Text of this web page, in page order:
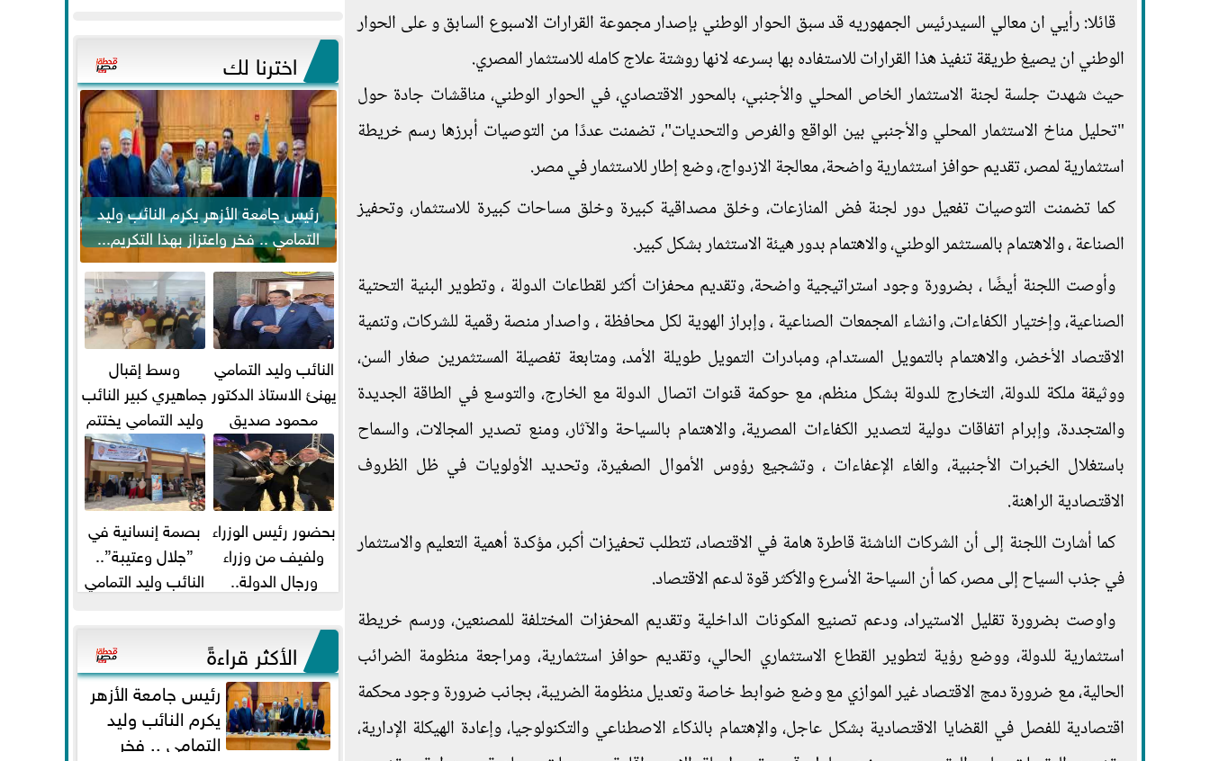
قائلا: رأيي ان معالي السيدرئيس الجمهوريه قد سبق الحوار الوطني بإصدار مجموعة القرارات الاسبوع السابق و على الحوار
الوطني ان يصيغ طريقة تنفيذ هذا القرارات للاستفاده بها بسرعه لانها روشتة علاج كامله للاستثمار المصري.
حيث شهدت جلسة لجنة الاستثمار الخاص المحلي والأجنبي، بالمحور الاقتصادي، في الحوار الوطني، مناقشات جادة حول
"تحليل مناخ الاستثمار المحلي والأجنبي بين الواقع والفرص والتحديات"، تضمنت عددًا من التوصيات أبرزها رسم خريطة
استثمارية لمصر، تقديم حوافز استثمارية واضحة، معالجة الازدواج، وضع إطار للاستثمار في مصر.
كما تضمنت التوصيات تفعيل دور لجنة فض المنازعات، وخلق مصداقية كبيرة وخلق مساحات كبيرة للاستثمار، وتحفيز
الصناعة ، والاهتمام بالمستثمر الوطني، والاهتمام بدور هيئة الاستثمار بشكل كبير.
وأوصت اللجنة أيضًا ، بضرورة وجود استراتيجية واضحة، وتقديم محفزات أكثر لقطاعات الدولة ، وتطوير البنية التحتية
الصناعية، وإختيار الكفاءات، وانشاء المجمعات الصناعية ، وإبراز الهوية لكل محافظة ، واصدار منصة رقمية للشركات، وتنمية
الاقتصاد الأخضر، والاهتمام بالتمويل المستدام، ومبادرات التمويل طويلة الأمد، ومتابعة تفصيلة المستثمرين صغار السن،
ووثيقة ملكة للدولة، التخارج للدولة بشكل منظم، مع حوكمة قنوات اتصال الدولة مع الخارج، والتوسع في الطاقة الجديدة
والمتجددة، وإبرام اتفاقات دولية لتصدير الكفاءات المصرية، والاهتمام بالسياحة والآثار، ومنع تصدير المجالات، والسماح
باستغلال الخبرات الأجنبية، والغاء الإعفاءات ، وتشجيع رؤوس الأموال الصغيرة، وتحديد الأولويات في ظل الظروف
الاقتصادية الراهنة.
كما أشارت اللجنة إلى أن الشركات الناشئة قاطرة هامة في الاقتصاد، تتطلب تحفيزات أكبر، مؤكدة أهمية التعليم والاستثمار
في جذب السياح إلى مصر، كما أن السياحة الأسرع والأكثر قوة لدعم الاقتصاد.
واوصت بضرورة تقليل الاستيراد، ودعم تصنيع المكونات الداخلية وتقديم المحفزات المختلفة للمصنعين، ورسم خريطة
استثمارية للدولة، ووضع رؤية لتطوير القطاع الاستثماري الحالي، وتقديم حوافز استثمارية، ومراجعة منظومة الضرائب
الحالية، مع ضرورة دمج الاقتصاد غير الموازي مع وضع ضوابط خاصة وتعديل منظومة الضريبة، بجانب ضرورة وجود محكمة
اقتصادية للفصل في القضايا الاقتصادية بشكل عاجل، والإهتمام بالذكاء الاصطناعي والتكنولوجيا، وإعادة الهيكلة الإدارية،
اخترنا لك
رئيس جامعة الأزهر يكرم النائب وليد
التمامي .. فخر واعتزاز بهذا التكريم...
النائب وليد التمامي
يهنئ الاستاذ الدكتور
محمود صديق
تكليفة قائم باعمال
...
وسط إقبال
جماهيري كبير النائب
وليد التمامي يختتم
أضخم قافلة طبية
مجانية...
بحضور رئيس الوزراء
ولفيف من وزراء
ورجال الدولة..
ومحمد...
بصمة إنسانية في
”جلال وعتيبة”..
النائب وليد التمامي
شيحة يداويان...
الأكثر قراءةً
رئيس جامعة الأزهر
يكرم النائب وليد
التمامي .. فخر